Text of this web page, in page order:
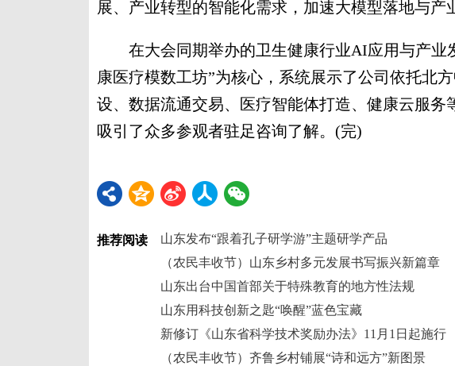
展、产业转型的智能化需求，加速大模型落地与产
在大会同期举办的卫生健康行业AI应用与产业
康医疗模数工坊”为核心，系统展示了公司依托北
设、数据流通交易、医疗智能体打造、健康云服务
吸引了众多参观者驻足咨询了解。(完)
推荐阅读
山东发布“跟着孔子研学游”主题研学产品
（农民丰收节）山东乡村多元发展书写振兴新篇章
山东出台中国首部关于特殊教育的地方性法规
山东用科技创新之匙“唤醒”蓝色宝藏
新修订《山东省科学技术奖励办法》11月1日起施行
（农民丰收节）齐鲁乡村铺展“诗和远方”新图景